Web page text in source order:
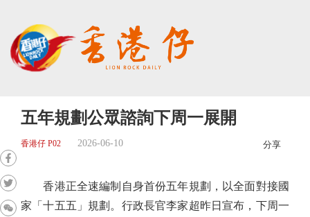
五年規劃公眾諮詢下周一展開
香港仔 P02 2026-06-10 分享
香港正全速編制自身首份五年規劃，以全面對接國
家「十五五」規劃。行政長官李家超昨日宣布，下周一